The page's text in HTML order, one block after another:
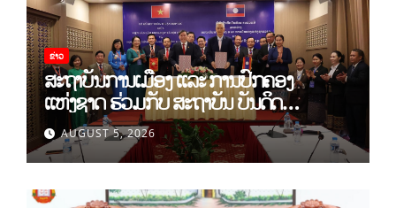
ຂ່າວ
ສະຖາບັນການເມືອງ ແລະ ການປົກຄອງ
ແຫ່ງຊາດ ຮ່ວມກັບ ສະຖາບັນ ບັນດິດ
ວິທະຍາສາດສັງຄົມ ຫວຽດນາມ ເຊັນບົດບັນທຶກ
ການຮ່ວມມືທາງດ້ານວິທະຍາສາດ (2026-
2030)
AUGUST 5, 2026